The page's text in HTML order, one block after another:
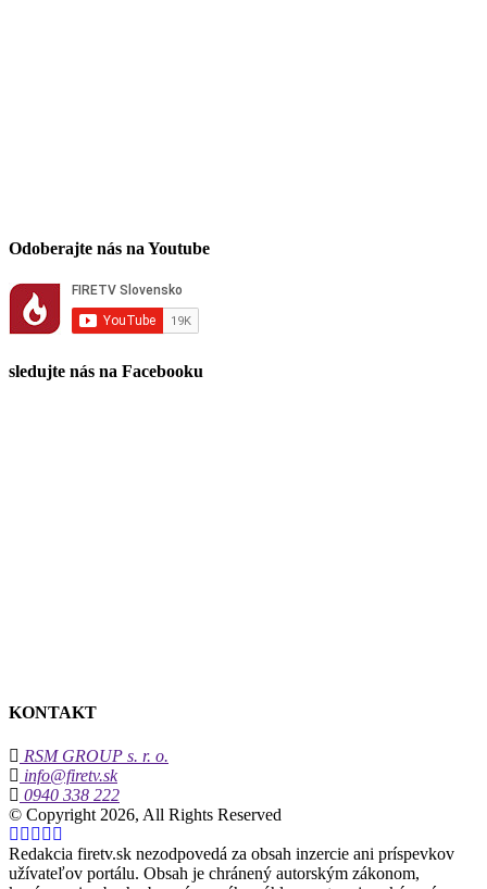
Odoberajte nás na Youtube
sledujte nás na Facebooku
KONTAKT
RSM GROUP s. r. o.
info@firetv.sk
0940 338 222
© Copyright 2026, All Rights Reserved
Redakcia firetv.sk nezodpovedá za obsah inzercie ani príspevkov
užívateľov portálu. Obsah je chránený autorským zákonom,